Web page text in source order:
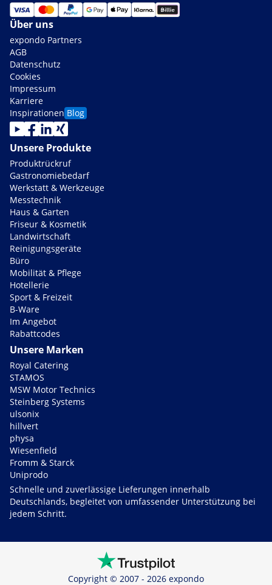
Über uns
expondo Partners
AGB
Datenschutz
Cookies
Impressum
Karriere
Inspirationen Blog
Unsere Produkte
Produktrückruf
Gastronomiebedarf
Werkstatt & Werkzeuge
Messtechnik
Haus & Garten
Friseur & Kosmetik
Landwirtschaft
Reinigungsgeräte
Büro
Mobilität & Pflege
Hotellerie
Sport & Freizeit
B-Ware
Im Angebot
Rabattcodes
Unsere Marken
Royal Catering
STAMOS
MSW Motor Technics
Steinberg Systems
ulsonix
hillvert
physa
Wiesenfield
Fromm & Starck
Uniprodo
Schnelle und zuverlässige Lieferungen innerhalb
Deutschlands, begleitet von umfassender Unterstützung bei
jedem Schritt.
Copyright © 2007 - 2026 expondo